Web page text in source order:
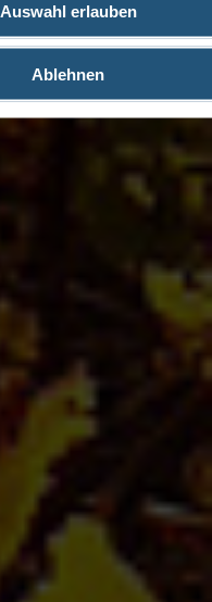
Auswahl erlauben
Ablehnen